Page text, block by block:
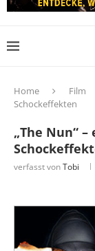
Home Film
Schockeffekten
„The Nun“
verfasst vonTobi